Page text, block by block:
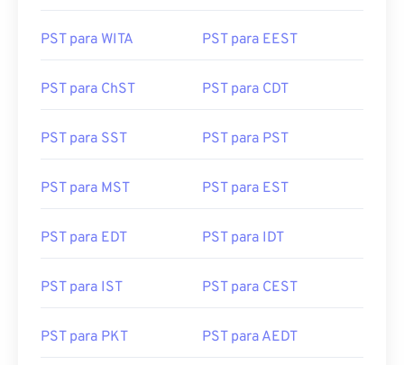
PST para WITA PST para EEST
PST para ChST PST para CDT
PST para SST PST para PST
PST para MST PST para EST
PST para EDT PST para IDT
PST para IST PST para CEST
PST para PKT PST para AEDT